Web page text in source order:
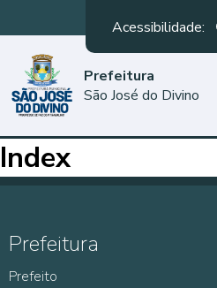
Acessibilidade:
Prefeitura
São José do Divino
Index
Prefeitura
Prefeito